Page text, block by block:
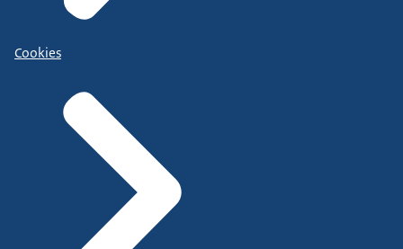
Cookies